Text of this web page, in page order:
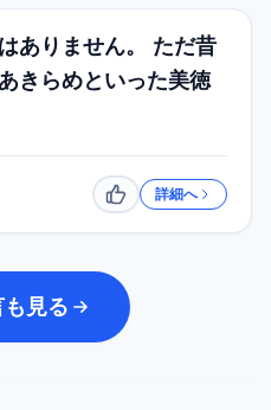
ありません。 ただ昔
きらめといった美徳
いいね詳細へ
見る